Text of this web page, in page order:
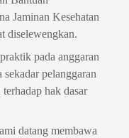
Jaminan Kesehatan
diselewengkan.
pada anggaran
pelanggaran
hak dasar
datang membawa